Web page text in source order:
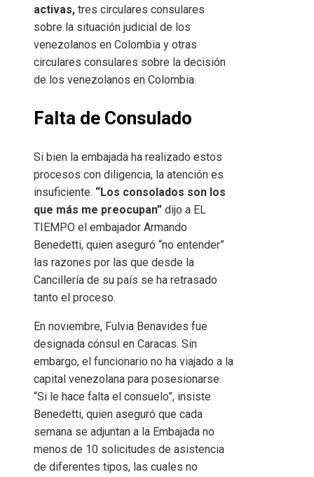
activas, tres circulares consulares
sobre la situación judicial de los
venezolanos en Colombia y otras
circulares consulares sobre la decisión
de los venezolanos en Colombia.
Falta de Consulado
Si bien la embajada ha realizado estos
procesos con diligencia, la atención es
insuficiente. “Los consolados son los
que más me preocupan” dijo a EL
TIEMPO el embajador Armando
Benedetti, quien aseguró “no entender”
las razones por las que desde la
Cancillería de su país se ha retrasado
tanto el proceso.
En noviembre, Fulvia Benavides fue
designada cónsul en Caracas. Sin
embargo, el funcionario no ha viajado a la
capital venezolana para posesionarse.
“Si le hace falta el consuelo”, insiste
Benedetti, quien aseguró que cada
semana se adjuntan a la Embajada no
menos de 10 solicitudes de asistencia
de diferentes tipos, las cuales no